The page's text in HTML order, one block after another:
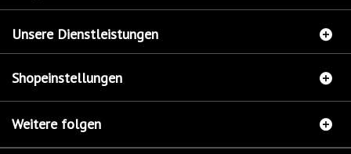
Unsere Dienstleistungen
Shopeinstellungen
Weitere folgen